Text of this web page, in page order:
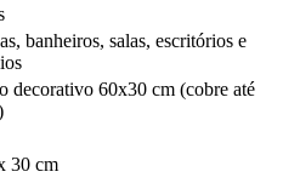
banheiros, salas, escritórios e
decorativo 60x30 cm (cobre até
30 cm